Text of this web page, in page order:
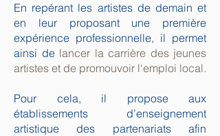
En repérant les artistes de demain et
en leur proposant une première
expérience professionnelle, il permet
ainsi de lancer la carrière des jeunes
artistes et de promouvoir l‘emploi local.
Pour cela, il propose aux
établissements d’enseignement
artistique des partenariats afin